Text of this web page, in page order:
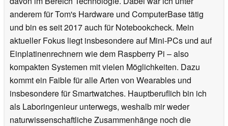
anderem für Tom's Hardware und ComputerBase tätig
und bin es seit 2017 auch für Notebookcheck. Mein
aktueller Fokus liegt insbesondere auf Mini-PCs und auf
Einplatinenrechnern wie dem Raspberry Pi – also
kompakten Systemen mit vielen Möglichkeiten. Dazu
kommt ein Faible für alle Arten von Wearables und
insbesondere für Smartwatches. Hauptberuflich bin ich
als Laboringenieur unterwegs, weshalb mir weder
naturwissenschaftliche Zusammenhänge noch die